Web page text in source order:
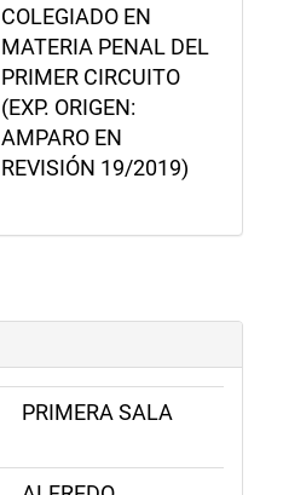
COLEGIADO EN
MATERIA PENAL DEL
PRIMER CIRCUITO
(EXP. ORIGEN:
AMPARO EN
REVISIÓN 19/2019)
PRIMERA SALA